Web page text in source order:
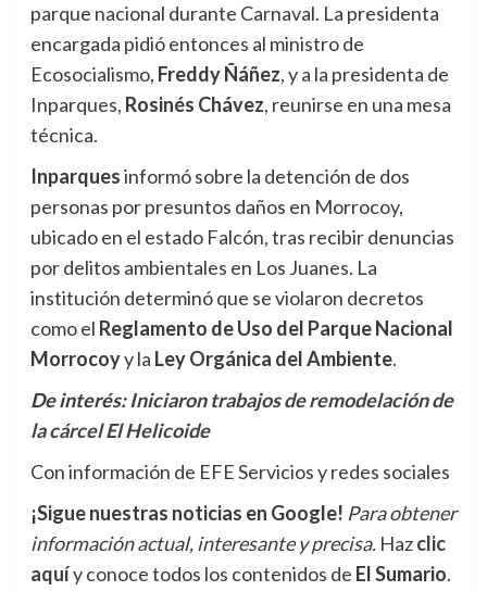
parque nacional durante Carnaval. La presidenta
encargada pidió entonces al ministro de
Ecosocialismo, Freddy Ñáñez, y a la presidenta de
Inparques, Rosinés Chávez, reunirse en una mesa
técnica.
Inparquesinformó sobre la detención de dos
personas por presuntos daños en Morrocoy,
ubicado en el estado Falcón, tras recibir denuncias
por delitos ambientales en Los Juanes. La
institución determinó que se violaron decretos
como el Reglamento de Uso del Parque Nacional
Morrocoyy la Ley Orgánica del Ambiente.
De interés:Iniciaron trabajos de remodelación de
la cárcel El Helicoide
Con información de EFE Servicios y redes sociales
¡Sigue nuestras noticias en Google! Para obtener
información actual, interesante y precisa.Hazclic
aquíy conoce todos los contenidos de El Sumario.